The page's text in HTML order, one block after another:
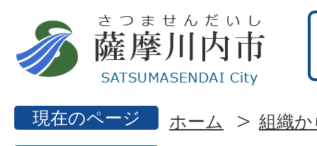
現在のページ ホーム 組織